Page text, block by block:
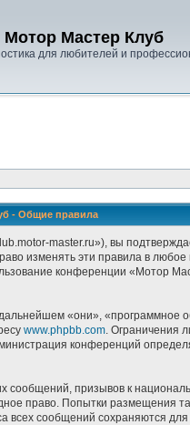
Мотор Мастер Клуб
для любителей и
- Общие правила
master.ru»), вы
изменять эти правила в
конференции «Мотор
«они», «программное
www.phpbb.com. Ограничения
конференций
призывов к
право. Попытки размещения
сообщений сохраняются